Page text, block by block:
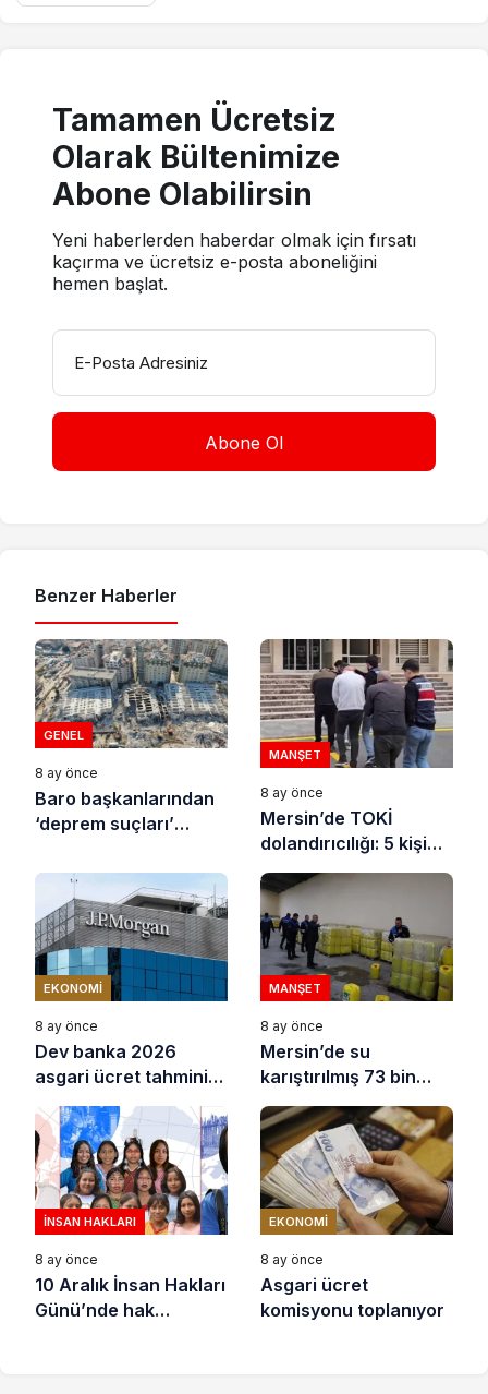
Tamamen Ücretsiz
Olarak Bültenimize
Abone Olabilirsin
Yeni haberlerden haberdar olmak için fırsatı
kaçırma ve ücretsiz e-posta aboneliğini
hemen başlat.
E-Posta Adresiniz
Benzer Haberler
GENEL
8 ay önce
Baro başkanlarından
‘deprem suçları’
MANŞET
8 ay önce
Mersin’de TOKİ
dolandırıcılığı: 5 kişi
tutuklandı
EKONOMI
8 ay önce
Dev banka 2026
asgari ücret tahminini
açıkladı
MANŞET
8 ay önce
Mersin’de su
karıştırılmış 73 bin
litre sıvı yağ ele
geçirildi
İNSAN HAKLARI
8 ay önce
10 Aralık İnsan Hakları
Günü’nde hak
EKONOMI
8 ay önce
Asgari ücret
komisyonu toplanıyor